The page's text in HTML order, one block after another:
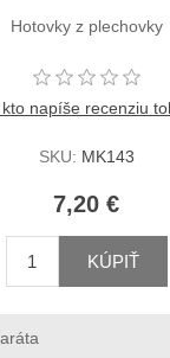
Hotovky z plechovky
napíše recenziu
SKU: MK143
7,20 €
KÚPIŤ